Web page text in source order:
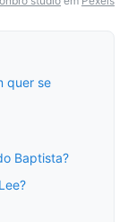
quer se
Baptista?